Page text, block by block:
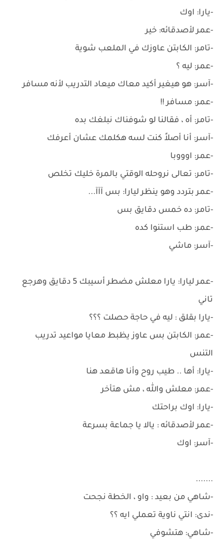
-يارا: اوك
-عمر لأصدقائه: خير
-تامر: الكابتن عاوزك في الملعب شوية
-عمر: ليه ؟
-آسر: هو هيغير أكيد معاك ميعاد التدريب لأنه مسافر
-عمر: مسافر !!
-تامر: أه ، فقالنا لو شوفناك نبلغك بده
-آسر: أنا أصلاً كنت لسه هكلمك عشان أعرفك
-عمر: اوووبا
-تامر: تعالى نروحله الوقتي بالمرة خليك تخلص
-عمر بتردد وهو ينظر ليارا: بس آآآ...
-تامر: ده خمس دقايق بس
-عمر: طب استنوا كده
-آسر: ماشي
-عمر ليارا: يارا معلش مضطر أسيبك 5 دقايق وهرجع
تاني
-يارا بقلق : ليه في حاجة حصلت ؟؟؟
-عمر: الكابتن بس عاوز يظبط معايا مواعيد تدريب
التنس
-يارا: أها .. طيب روح وأنا هاقعد هنا
-عمر: معلش والله ، مش هتأخر
-يارا: اوك براحتك
-عمر لأصدقائه : يالا يا جماعة بسرعة
-آسر: اوك
.......
-شاهي من بعيد : واو ، الخطة نجحت
-ندى: انتي ناوية تعملي ايه ؟؟
-شاهي: هتشوفي